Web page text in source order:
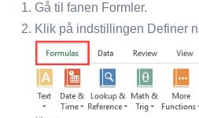
Gå til fanen Formler.
Klik på indstillingen Definer